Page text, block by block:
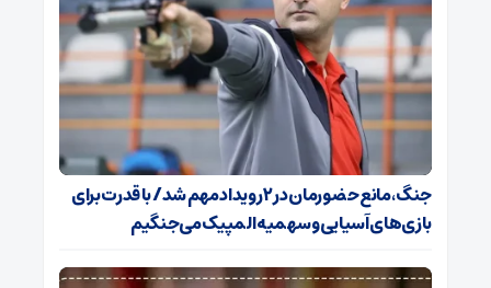
جنگ، مانع حضورمان در ۲ رویداد مهم شد/ با قدرت برای
بازی‌های آسیایی و سهمیه المپیک می‌جنگیم